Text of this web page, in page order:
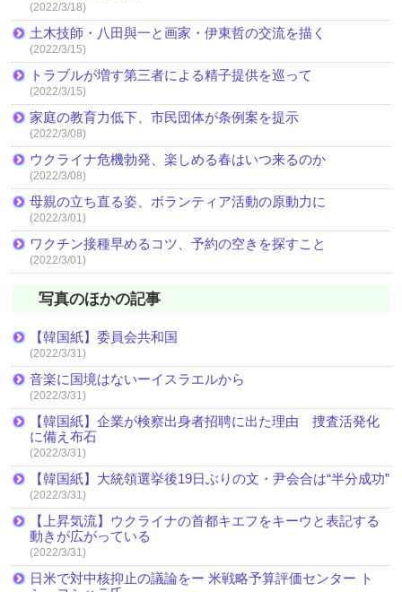
(2022/3/18)
土木技師・八田與一と画家・伊東哲の交流を描く
(2022/3/15)
トラブルが増す第三者による精子提供を巡って
(2022/3/15)
家庭の教育力低下、市民団体が条例案を提示
(2022/3/08)
ウクライナ危機勃発、楽しめる春はいつ来るのか
(2022/3/08)
母親の立ち直る姿、ボランティア活動の原動力に
(2022/3/01)
ワクチン接種早めるコツ、予約の空きを探すこと
(2022/3/01)
写真のほかの記事
【韓国紙】委員会共和国
(2022/3/31)
音楽に国境はないーイスラエルから
(2022/3/31)
【韓国紙】企業が検察出身者招聘に出た理由 捜査活発化
に備え布石
(2022/3/31)
【韓国紙】大統領選挙後19日ぶりの文・尹会合は“半分成功”
(2022/3/31)
【上昇気流】ウクライナの首都キエフをキーウと表記する
動きが広がっている
(2022/3/31)
日米で対中核抑止の議論をー 米戦略予算評価センター ト